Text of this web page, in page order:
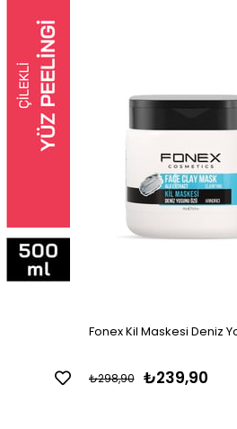
Fonex Kil Maskesi Deniz
₺239,90
₺298,90